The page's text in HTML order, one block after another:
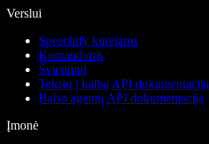
Verslui
Speechify kūrėjams
Komandoms
Švietimui
Teksto į kalbą API dokumentacija
Balso agentų API dokumentacija
Įmonė